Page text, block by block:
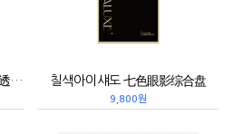
어린이용선크림500ml 儿童清透防晒乳 칠색아이섀도 七色眼影综合盘
9,800원